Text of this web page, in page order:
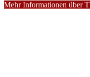
Mehr Informationen über